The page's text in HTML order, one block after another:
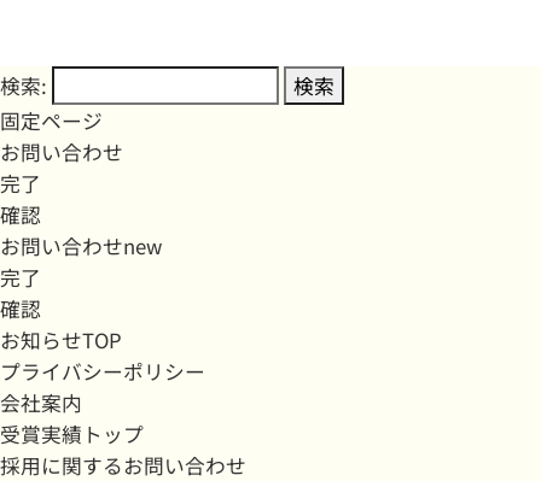
検索:
固定ページ
お問い合わせ
完了
確認
お問い合わせnew
完了
確認
お知らせTOP
プライバシーポリシー
会社案内
受賞実績トップ
採用に関するお問い合わせ